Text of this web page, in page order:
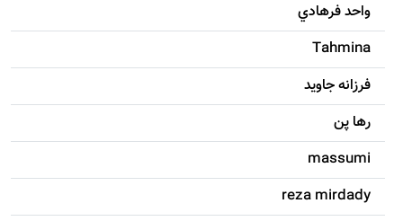
واحد فرهادي
Tahmina
فرزانه جاويد
رها پن
massumi
reza mirdady